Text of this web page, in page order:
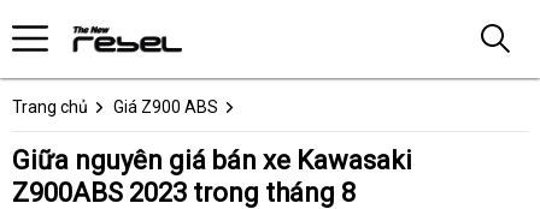
Trang chủ Giá Z900 ABS
Giữa nguyên giá bán xe Kawasaki
Z900ABS 2023 trong tháng 8